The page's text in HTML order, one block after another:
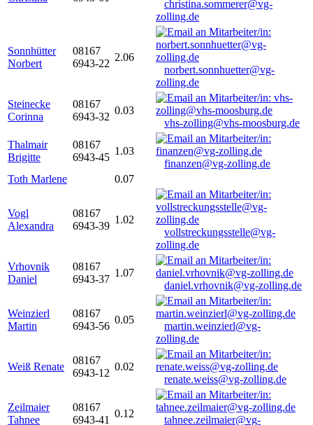
christina.sommerer@vg-
zolling.de
Sonnhütter
Norbert
08167
6943-22
2.06
norbert.sonnhuetter@vg-
zolling.de
Steinecke
Corinna
08167
6943-32
0.03
vhs-zolling@vhs-moosburg.de
Thalmair
Brigitte
08167
6943-45
1.03
finanzen@vg-zolling.de
Toth Marlene
0.07
Vogl
Alexandra
08167
6943-39
1.02
vollstreckungsstelle@vg-
zolling.de
Vrhovnik
Daniel
08167
6943-37
1.07
daniel.vrhovnik@vg-zolling.de
Weinzierl
Martin
08167
6943-56
0.05
martin.weinzierl@vg-
zolling.de
Weiß Renate
08167
6943-12
0.02
renate.weiss@vg-zolling.de
Zeilmaier
Tahnee
08167
6943-41
0.12
tahnee.zeilmaier@vg-